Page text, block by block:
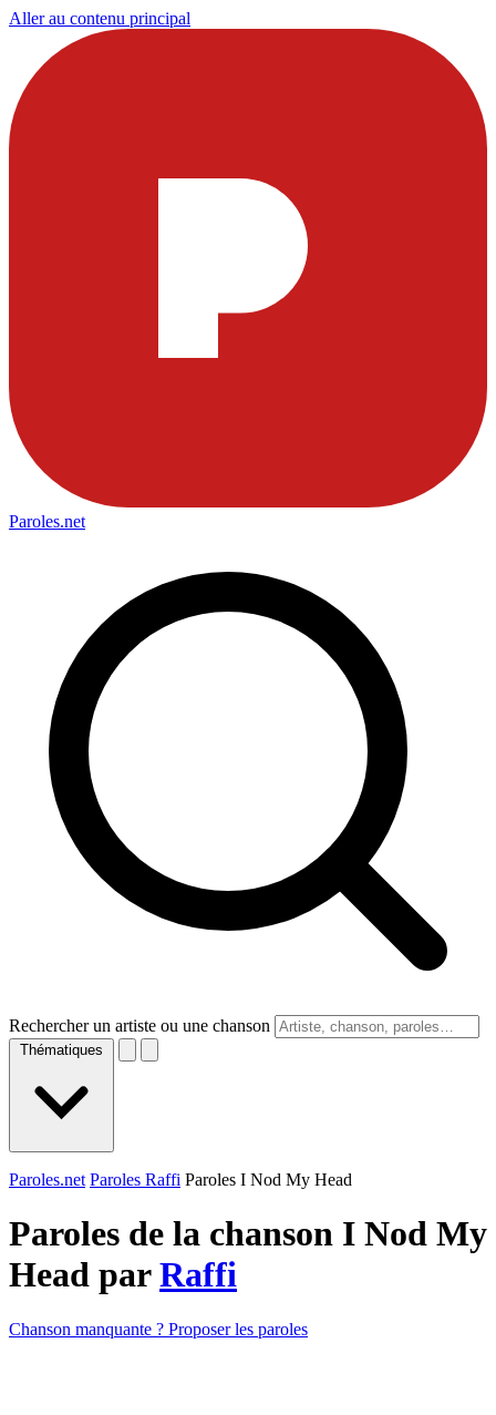
Aller au contenu principal
Paroles.net
Rechercher un artiste ou une chanson
Thématiques
Paroles.net Paroles Raffi Paroles I Nod My Head
Paroles de la chanson I Nod My
Head parRaffi
Chanson manquante ? Proposer les paroles